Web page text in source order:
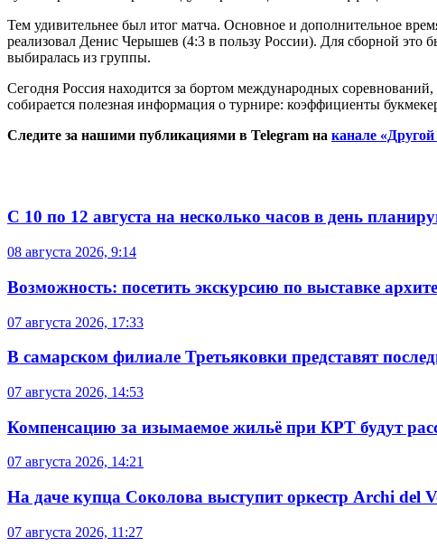
Тем удивительнее был итог матча. Основное и дополнительное
реализовал Денис Черышев (4:3 в пользу России). Для сборной это
выбиралась из группы.
Сегодня Россия находится за бортом международных
собирается полезная информация о турнире: коэффициенты
Следите за нашими публикациями в Telegram на канале «Другой
С 10 по 12 августа на несколько часов в день
08 августа 2026, 9:14
Возможность: посетить экскурсию по выставке
07 августа 2026, 17:33
В самарском филиале Третьяковки представят
07 августа 2026, 14:53
Компенсацию за изымаемое жильё при КРТ будут
07 августа 2026, 14:21
На даче купца Соколова выступит оркестр Archi del
07 августа 2026, 11:27